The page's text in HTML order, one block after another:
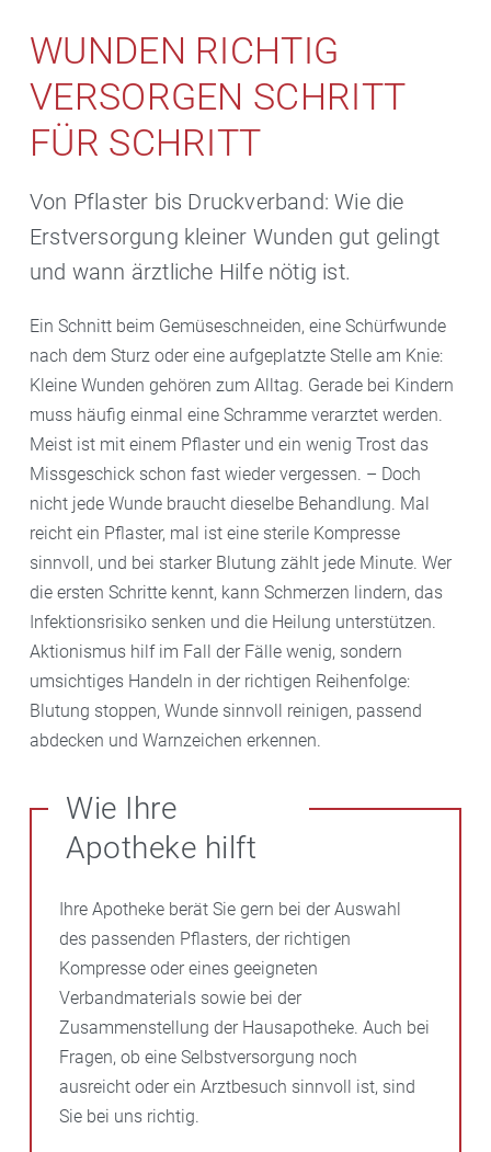
WUNDEN RICHTIG
VERSORGEN SCHRITT
FÜR SCHRITT
Von Pflaster bis Druckverband: Wie die
Erstversorgung kleiner Wunden gut gelingt
und wann ärztliche Hilfe nötig ist.
Ein Schnitt beim Gemüseschneiden, eine Schürfwunde
nach dem Sturz oder eine aufgeplatzte Stelle am Knie:
Kleine Wunden gehören zum Alltag. Gerade bei Kindern
muss häufig einmal eine Schramme verarztet werden.
Meist ist mit einem Pflaster und ein wenig Trost das
Missgeschick schon fast wieder vergessen. – Doch
nicht jede Wunde braucht dieselbe Behandlung. Mal
reicht ein Pflaster, mal ist eine sterile Kompresse
sinnvoll, und bei starker Blutung zählt jede Minute. Wer
die ersten Schritte kennt, kann Schmerzen lindern, das
Infektionsrisiko senken und die Heilung unterstützen.
Aktionismus hilf im Fall der Fälle wenig, sondern
umsichtiges Handeln in der richtigen Reihenfolge:
Blutung stoppen, Wunde sinnvoll reinigen, passend
abdecken und Warnzeichen erkennen.
Wie Ihre
Apotheke hilft
Ihre Apotheke berät Sie gern bei der Auswahl
des passenden Pflasters, der richtigen
Kompresse oder eines geeigneten
Verbandmaterials sowie bei der
Zusammenstellung der Hausapotheke. Auch bei
Fragen, ob eine Selbstversorgung noch
ausreicht oder ein Arztbesuch sinnvoll ist, sind
Sie bei uns richtig.